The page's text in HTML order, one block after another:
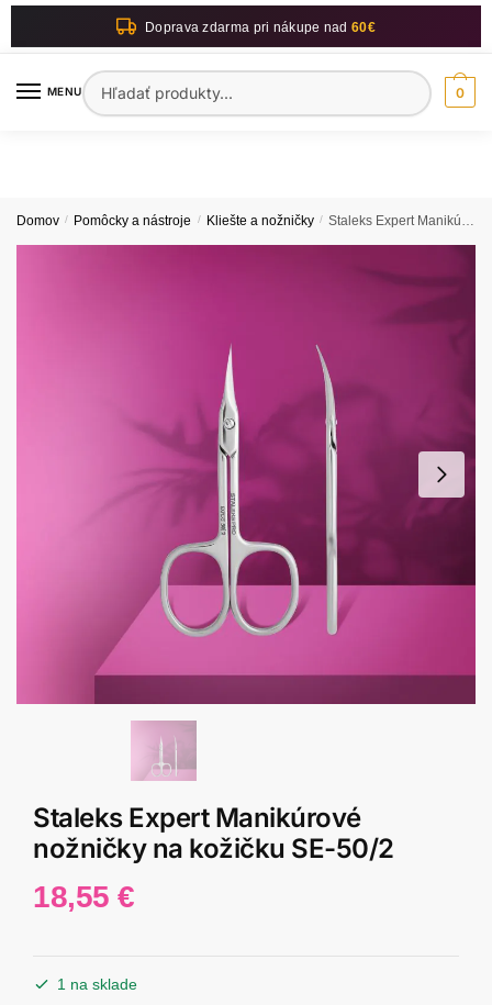
Skip
Skip
Doprava zdarma pri nákupe nad60€
MENUHľadať:
0
Domov / Pomôcky a nástroje / Kliešte a nožničky / Staleks Expert Manikúrové nožničky na kožičku SE-50/2
Staleks Expert Manikúrové
nožničky na kožičku SE-50/2
18,55 €
1 na sklade